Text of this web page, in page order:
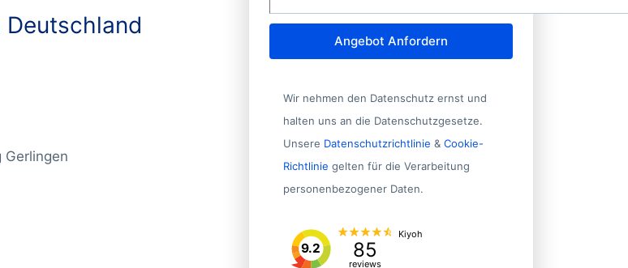
Angebot Anfordern
Wir nehmen den Datenschutz ernst und
halten uns an die Datenschutzgesetze.
Unsere Datenschutzrichtlinie & Cookie-
Richtlinie gelten für die Verarbeitung
personenbezogener Daten.
9.2 85
reviews
Kiyoh